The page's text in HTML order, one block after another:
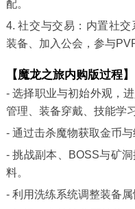
配。
4. 社交与交易：内置社
装备、加入公会，参与
【魔龙之旅内购版过程】
- 选择职业与初始外观，
管理、装备穿戴、技能学
- 通过击杀魔物获取金币
- 挑战副本、BOSS与矿
料。
- 利用洗练系统调整装备